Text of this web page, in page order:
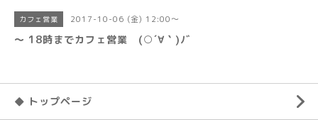
カフェ営業 2017-10-06 (金) 12:00～
〜 18時までカフェ営業 (○´∀｀)ﾉﾞ
◆ トップページ